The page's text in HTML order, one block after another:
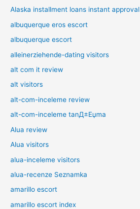
Alaska installment loans instant approval
albuquerque eros escort
albuquerque escort
alleinerziehende-dating visitors
alt com it review
alt visitors
alt-com-inceleme review
alt-com-inceleme tanД±Еџma
Alua review
Alua visitors
alua-inceleme visitors
alua-recenze Seznamka
amarillo escort
amarillo escort index